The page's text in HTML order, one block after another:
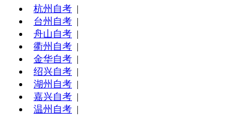
杭州自考 |
台州自考 |
舟山自考 |
衢州自考 |
金华自考 |
绍兴自考 |
湖州自考 |
嘉兴自考 |
温州自考 |